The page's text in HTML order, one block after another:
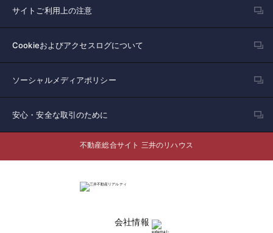
サイトご利用上の注意
Cookieおよびアクセスログについて
ソーシャルメディアポリシー
安心・安全な取引のために
不動産総合サイト 三井のリハウス
会社情報